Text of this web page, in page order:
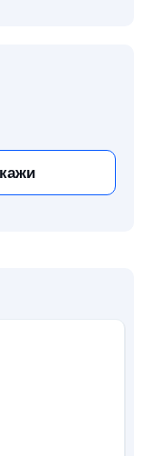
*** покажи